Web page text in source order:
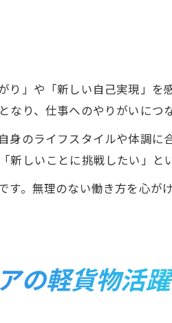
」や「新しい自己実現」
り、仕事へのやりがいにつな
のライフスタイルや体調
しいことに挑戦したい」と
。無理のない働き方を心が
の軽貨物活